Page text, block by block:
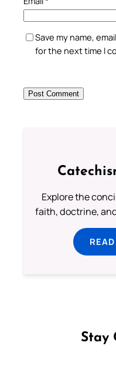
Save my name,
for the next time I
Explore the
faith, doctrine,
Stay